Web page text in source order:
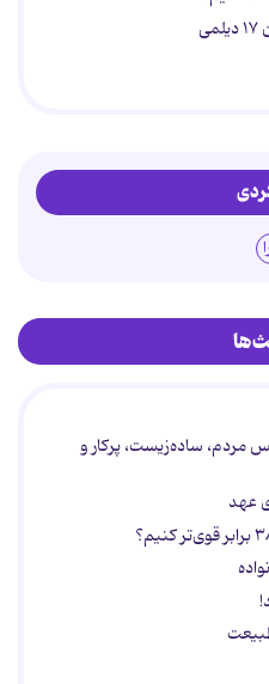
مردم، ساده‌زیست، پرکار و
عهد